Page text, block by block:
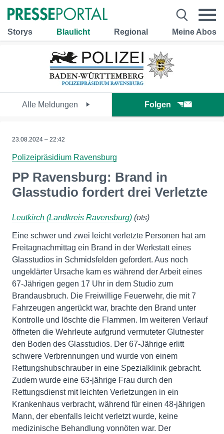
Storys Blaulicht Regional Meine Abos
Alle Meldungen Folgen
23.08.2024 – 22:42
Polizeipräsidium Ravensburg
PP Ravensburg: Brand in
Glasstudio fordert drei Verletzte
Leutkirch (Landkreis Ravensburg) (ots)
Eine schwer und zwei leicht verletzte Personen hat am
Freitagnachmittag ein Brand in der Werkstatt eines
Glasstudios in Schmidsfelden gefordert. Aus noch
ungeklärter Ursache kam es während der Arbeit eines
67-Jährigen gegen 17 Uhr in dem Studio zum
Brandausbruch. Die Freiwillige Feuerwehr, die mit 7
Fahrzeugen angerückt war, brachte den Brand unter
Kontrolle und löschte die Flammen. Im weiteren Verlauf
öffneten die Wehrleute aufgrund vermuteter Glutnester
den Boden des Glasstudios. Der 67-Jährige erlitt
schwere Verbrennungen und wurde von einem
Rettungshubschrauber in eine Spezialklinik gebracht.
Zudem wurde eine 63-jährige Frau durch den
Rettungsdienst mit leichten Verletzungen in ein
Krankenhaus verbracht, während für einen 48-jährigen
Mann, der ebenfalls leicht verletzt wurde, keine
medizinische Behandlung vonnöten war. Der